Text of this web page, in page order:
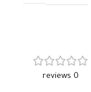
0 reviews